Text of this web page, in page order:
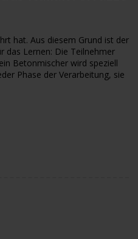
hat. Aus diesem Grund ist der
das Lernen: Die Teilnehmer
Betonmischer wird speziell
Phase der Verarbeitung, sie